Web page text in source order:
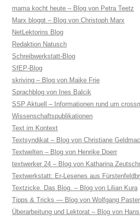
mama kocht heute – Blog von Petra Teetz
Marx bloggt – Blog von Christoph Marx
NetLektorins Blog
Redaktion Natusch
Schreibwerkstatt-Blog
SfEP-Blog
skriving – Blog von Maike Frie
Sprachblog von Ines Balcik
SSP Aktuell – Informationen rund um
Wissenschaftspublikationen
Text im Kontext
Textsyndikat – Blog von Christiane
Textwelten – Blog von Henrike Doerr
textwerker 24 – Blog von Katharina
Textwerkstatt: Er-Lesenes aus
Textzicke. Das Blog. – Blog von Lilian Kura
Tipps & Tricks — Blog von Wolfgang
Überarbeitung und Lektorat – Blog von